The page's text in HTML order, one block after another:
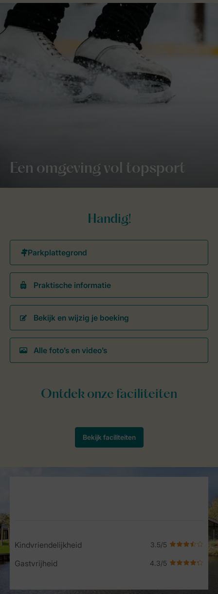
Een omgeving vol topsport
Handig!
Praktische informatie
Bekijk en wijzig je boeking
Alle foto’s en video’s
Service Rating from our guests
Kindvriendelijkheid
Gastvrijheid